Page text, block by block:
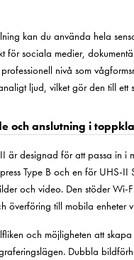
kan du använda hela
för sociala medier,
nivå som
ljud, vilket gör den till ett
och anslutning i
är designad för att passa in
Type B och en för UHS-
och video. Den stöder
överföring till mobila enheter
och möjligheten att
Dubbla